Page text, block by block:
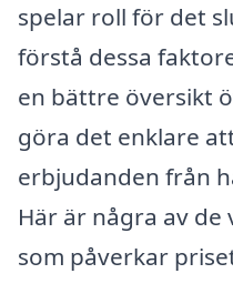
spelar roll för det
förstå dessa
en bättre översikt
göra det enklare
erbjudanden från
Här är några av
som påverkar